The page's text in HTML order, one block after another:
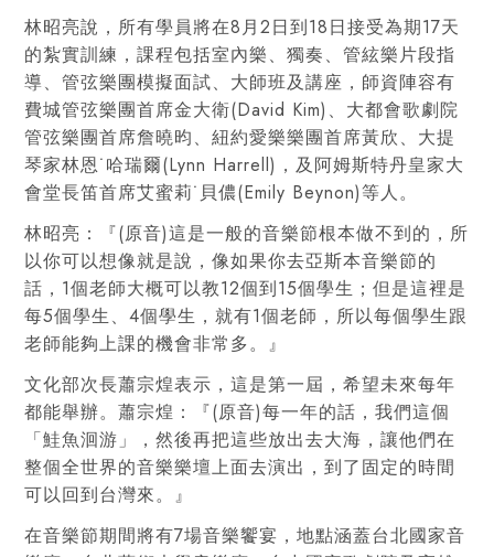
林昭亮說，所有學員將在8月2日到18日接受為期17天
的紮實訓練，課程包括室內樂、獨奏、管絃樂片段指
導、管弦樂團模擬面試、大師班及講座，師資陣容有
費城管弦樂團首席金大衛(David Kim)、大都會歌劇院
管弦樂團首席詹曉昀、紐約愛樂樂團首席黃欣、大提
琴家林恩˙哈瑞爾(Lynn Harrell)，及阿姆斯特丹皇家大
會堂長笛首席艾蜜莉˙貝儂(Emily Beynon)等人。
林昭亮：『(原音)這是一般的音樂節根本做不到的，所
以你可以想像就是說，像如果你去亞斯本音樂節的
話，1個老師大概可以教12個到15個學生；但是這裡是
每5個學生、4個學生，就有1個老師，所以每個學生跟
老師能夠上課的機會非常多。』
文化部次長蕭宗煌表示，這是第一屆，希望未來每年
都能舉辦。蕭宗煌：『(原音)每一年的話，我們這個
「鮭魚洄游」，然後再把這些放出去大海，讓他們在
整個全世界的音樂樂壇上面去演出，到了固定的時間
可以回到台灣來。』
在音樂節期間將有7場音樂饗宴，地點涵蓋台北國家音